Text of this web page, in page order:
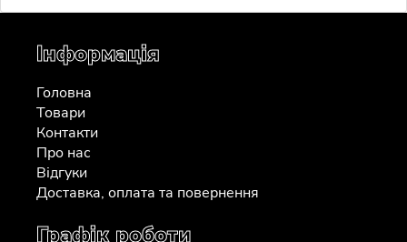
Інформація
Головна
Товари
Контакти
Про нас
Відгуки
Доставка, оплата та повернення
Графік роботи